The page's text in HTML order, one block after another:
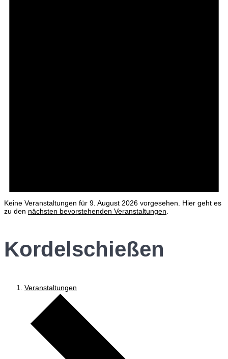
Keine Veranstaltungen für 9. August 2026 vorgesehen. Hier geht es
zu den nächsten bevorstehenden Veranstaltungen.
Kordelschießen
Veranstaltungen